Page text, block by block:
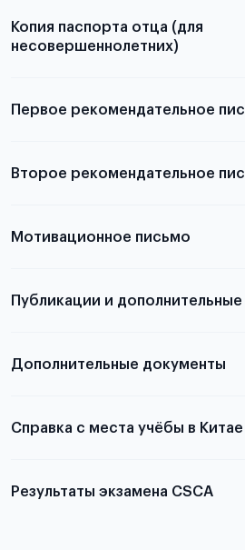
Копия паспорта отца (для
несовершеннолетних)
выезда
Первое рекомендательное
письма
Второе рекомендательное
письма
Мотивационное письмо
статье
Публикации и
Дополнительные документы
Справка с места учёбы в Китае
Результаты экзамена CSCA